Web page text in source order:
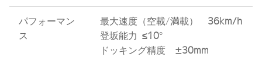
パフォーマン
ス
最大速度（空載/満載） 36km/h
登坂能力 ≤10°
ドッキング精度 ±30mm